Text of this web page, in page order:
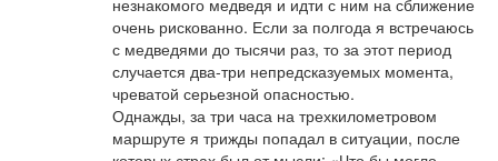
очень рискованно. Если за полгода я встречаюсь
с медведями до тысячи раз, то за этот период
случается два-три непредсказуемых момента,
чреватой серьезной опасностью.
Однажды, за три часа на трехкилометровом
маршруте я трижды попадал в ситуации, после